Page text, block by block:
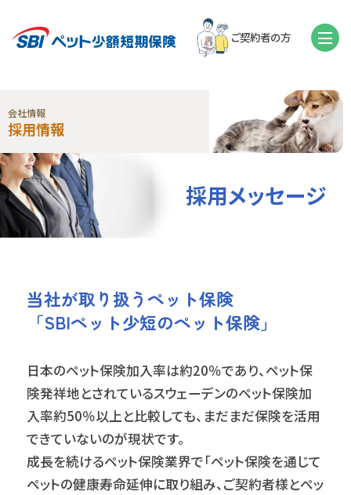
ご契約者の方
会社情報
採用情報
採用メッセージ
当社が取り扱うペット保険
「SBIペット少短のペット保険」
日本のペット保険加入率は約20％であり、ペット保
険発祥地とされているスウェーデンのペット保険加
入率約50％以上と比較しても、まだまだ保険を活用
できていないのが現状です。
成長を続けるペット保険業界で「ペット保険を通じて
ペットの健康寿命延伸に取り組み、ご契約者様とペッ